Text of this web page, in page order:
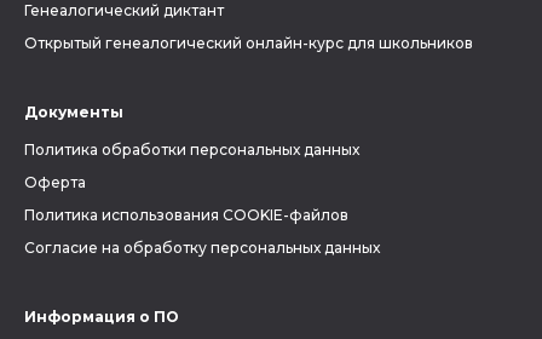
Генеалогический диктант
Открытый генеалогический онлайн-курс для школьников
Документы
Политика обработки персональных данных
Оферта
Политика использования COOKIE-файлов
Согласие на обработку персональных данных
Информация о ПО